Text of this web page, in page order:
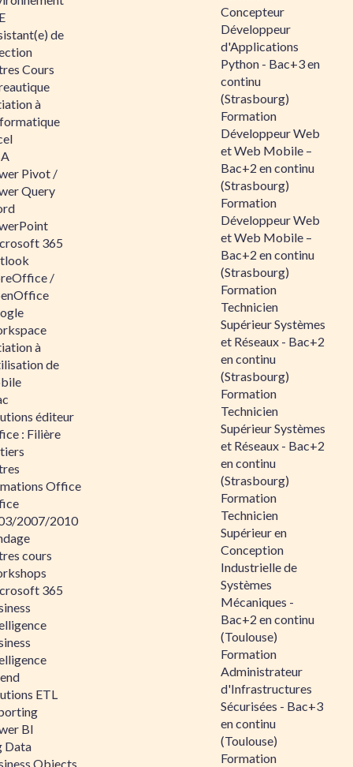
de
Cours
à
Pivot /
Query
365
/
à
de
éditeur
: Filière
Office
2007/2010
cours
365
ETL
BI
Data
Objects
Concepteur
Développeur
d'Applications
Python - Bac+3 en
continu
(Strasbourg)
Formation
Développeur Web
et Web Mobile –
Bac+2 en continu
(Strasbourg)
Formation
Développeur Web
et Web Mobile –
Bac+2 en continu
(Strasbourg)
Formation
Technicien
Supérieur Systèmes
et Réseaux - Bac+2
en continu
(Strasbourg)
Formation
Technicien
Supérieur Systèmes
et Réseaux - Bac+2
en continu
(Strasbourg)
Formation
Technicien
Supérieur en
Conception
Industrielle de
Systèmes
Mécaniques -
Bac+2 en continu
(Toulouse)
Formation
Administrateur
d'Infrastructures
Sécurisées - Bac+3
en continu
(Toulouse)
Formation